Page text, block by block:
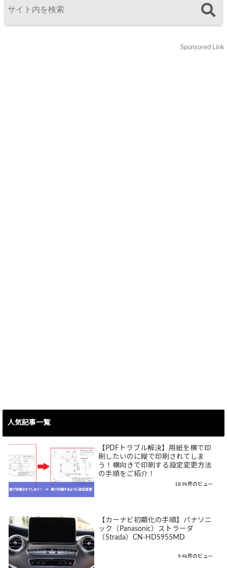
Sponsored Link
人気記事一覧
【PDFトラブル解決】用紙を横で印
刷したいのに縦で印刷されてしま
う！横向きで印刷する設定変更方法
の手順をご紹介！
18.9k件のビュー
【カーナビ初期化の手順】パナソニ
ック（Panasonic）ストラーダ
（Strada）CN-HDS955MD
9.4k件のビュー